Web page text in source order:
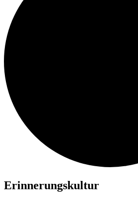
Erinnerungskultur